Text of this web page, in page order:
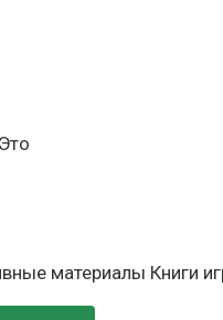
материалы Книги